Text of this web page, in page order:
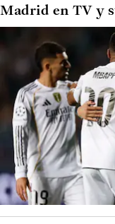
Madrid en TV y